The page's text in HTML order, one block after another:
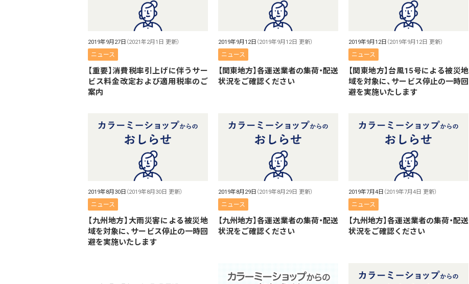
2019年9月27日 （2021年2月1日 更新）
ニュース
【重要】消費税率引上げに伴うサー
ビス料金改定および適用税率のご
案内
2019年9月12日 （2019年9月12日 更新）
ニュース
【関東地方】各運送業者の集荷・配送
状況をご確認ください
2019年9月12日 （2019年9月12日 更新）
ニュース
【関東地方】台風15号による被災地
域を対象に、サービス停止の一時回
避を実施いたします
2019年8月30日 （2019年8月30日 更新）
ニュース
【九州地方】大雨災害による被災地
域を対象に、サービス停止の一時回
避を実施いたします
2019年8月29日 （2019年8月29日 更新）
ニュース
【九州地方】各運送業者の集荷・配送
状況をご確認ください
2019年7月4日 （2019年7月4日 更新）
ニュース
【九州地方】各運送業者の集荷・配送
状況をご確認ください